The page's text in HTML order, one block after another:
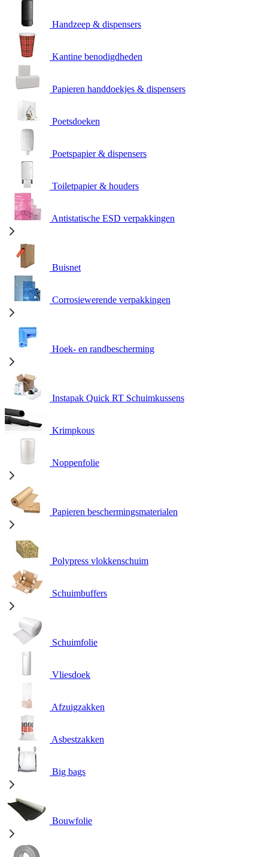
Handzeep & dispensers
Kantine benodigdheden
Papieren handdoekjes & dispensers
Poetsdoeken
Poetspapier & dispensers
Toiletpapier & houders
Antistatische ESD verpakkingen
Buisnet
Corrosiewerende verpakkingen
Hoek- en randbescherming
Instapak Quick RT Schuimkussens
Krimpkous
Noppenfolie
Papieren beschermingsmaterialen
Polypress vlokkenschuim
Schuimbuffers
Schuimfolie
Vliesdoek
Afzuigzakken
Asbestzakken
Big bags
Bouwfolie